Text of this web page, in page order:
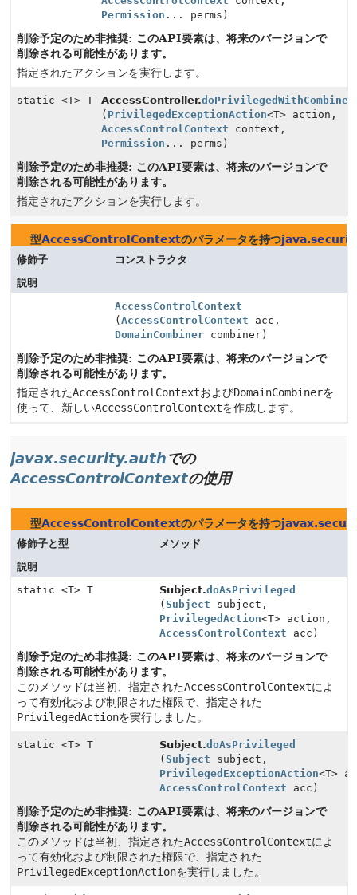
Permission ... perms)
削除予定のため非推奨: このAPI要素は、将来のバージョンで
削除される可能性があります。
指定されたアクションを実行します。
static <T> T AccessController.doPrivilegedWithCombiner
( PrivilegedExceptionAction<T> action,
AccessControlContext context,
Permission ... perms)
削除予定のため非推奨: このAPI要素は、将来のバージョンで
削除される可能性があります。
指定されたアクションを実行します。
型AccessControlContextのパラメータを持つ
修飾子
コンストラクタ
説明
AccessControlContext
( AccessControlContext acc,
DomainCombinercombiner)
削除予定のため非推奨: このAPI要素は、将来のバージョンで
削除される可能性があります。
指定されたAccessControlContextおよびDomainCombinerを
使って、新しいAccessControlContextを作成します。
javax.security.authでの
AccessControlContextの使用
型AccessControlContextのパラメータを持つ
修飾子と型
メソッド
説明
static <T> T
Subject.doAsPrivileged
(Subject subject,
PrivilegedAction<T> action,
AccessControlContext acc)
削除予定のため非推奨: このAPI要素は、将来のバージョンで
削除される可能性があります。
このメソッドは当初、指定されたAccessControlContextによ
って有効化および制限された権限で、指定された
PrivilegedActionを実行しました。
static <T> T Subject.doAsPrivileged
(Subject subject,
PrivilegedExceptionAction<T>
AccessControlContext acc)
削除予定のため非推奨: このAPI要素は、将来のバージョンで
削除される可能性があります。
このメソッドは当初、指定されたAccessControlContextによ
って有効化および制限された権限で、指定された
PrivilegedExceptionActionを実行しました。